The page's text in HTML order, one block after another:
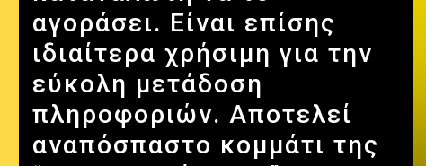
αγοράσει. Είναι επίσης
ιδιαίτερα χρήσιμη για την
εύκολη μετάδοση
πληροφοριών. Αποτελεί
αναπόσπαστο κομμάτι της